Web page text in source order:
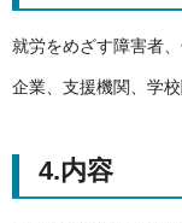
就労をめざす障害者
企業、支援機関、学
4.内容